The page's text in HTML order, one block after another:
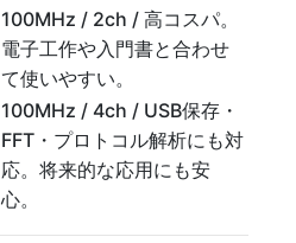
100MHz / 2ch / 高コスパ。
電子工作や入門書と合わせ
て使いやすい。
100MHz / 4ch / USB保存・
FFT・プロトコル解析にも対
応。将来的な応用にも安
心。